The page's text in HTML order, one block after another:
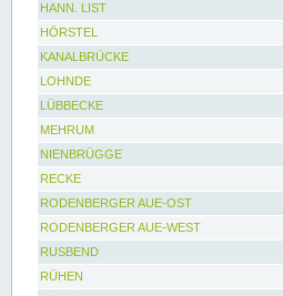
HANN. LIST
HÖRSTEL
KANALBRÜCKE
LOHNDE
LÜBBECKE
MEHRUM
NIENBRÜGGE
RECKE
RODENBERGER AUE-OST
RODENBERGER AUE-WEST
RUSBEND
RÜHEN